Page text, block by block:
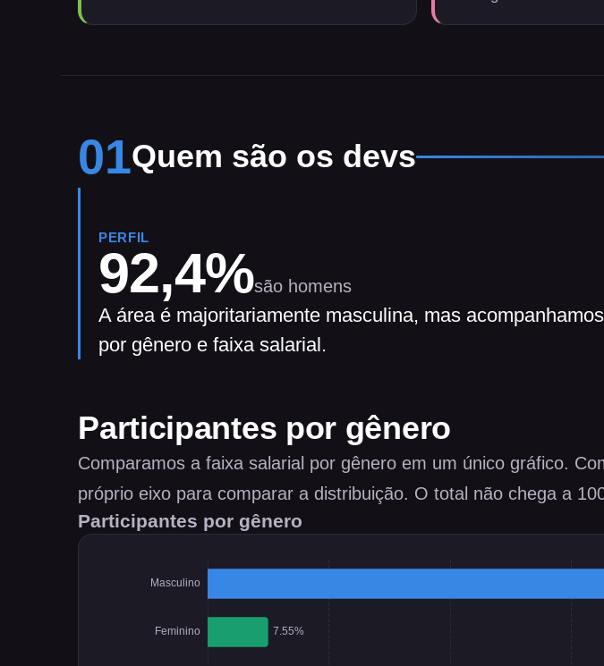
01Quem são os devs
PERFIL
92,4%são homens
A área é majoritariamente masculina, mas
por gênero e faixa salarial.
Participantes por gênero
Comparamos a faixa salarial por gênero em um único gráfico.
próprio eixo para comparar a distribuição. O total não chega a
Participantes por gênero